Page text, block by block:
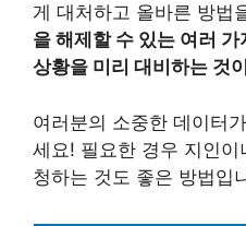
게 대처하고 올바른 방법
을 해제할 수 있는 여러 가
상황을 미리 대비하는 것
여러분의 소중한 데이터
세요! 필요한 경우 지인
청하는 것도 좋은 방법입